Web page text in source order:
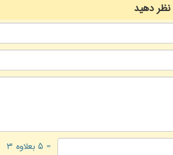
نظر دهید
= ۵ بعلاوه ۳